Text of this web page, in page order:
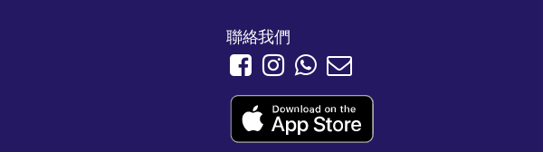
聯絡我們